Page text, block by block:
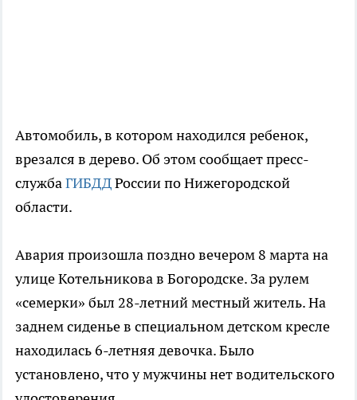
Автомобиль, в котором находился ребенок,
врезался в дерево. Об этом сообщает пресс-
службаГИБДДРоссии по Нижегородской
области.
Авария произошла поздно вечером 8 марта на
улице Котельникова в Богородске. За рулем
«семерки» был 28-летний местный житель. На
заднем сиденье в специальном детском кресле
находилась 6-летняя девочка. Было
установлено, что у мужчины нет водительского